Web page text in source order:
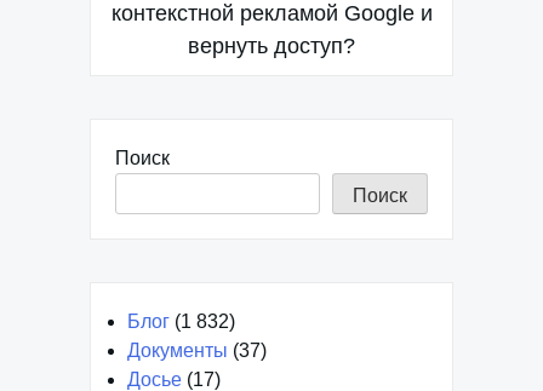
записям
контекстной рекламой Google и
вернуть доступ?
Поиск
Поиск
Блог (1 832)
Документы (37)
Досье (17)